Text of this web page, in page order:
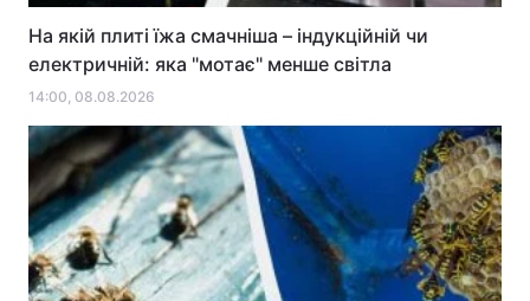
На якій плиті їжа смачніша – індукційній чи
електричній: яка "мотає" менше світла
14:00, 08.08.2026